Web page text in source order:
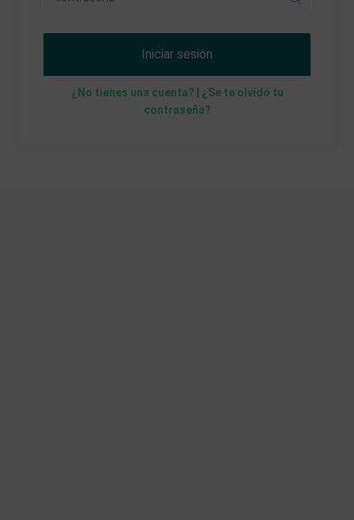
Iniciar sesión
¿No tienes una cuenta?
¿Se te olvidó tu
contraseña?